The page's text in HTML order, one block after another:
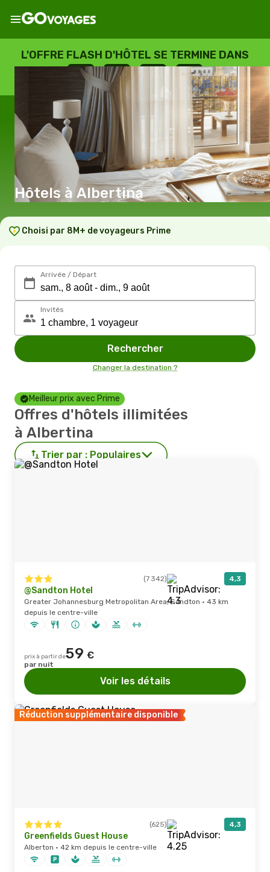
L'OFFRE FLASH D'HÔTEL SE TERMINE DANS
--
JOURS
: --
HEURES
: --
SECONDES
Hôtels à Albertina
Choisi par 8M+ de voyageurs Prime
Arrivée / Départ
Invités
Rechercher
Changer la destination ?
Meilleur prix avec Prime
Offres d'hôtels illimitées
à Albertina
Trier par : Populaires
(7 342) 4,3
@Sandton Hotel
Greater Johannesburg Metropolitan Area, Sandton · 43 km
depuis le centre-ville
prix à partir de59 €
par nuit
Voir les détails
Réduction supplémentaire disponible
(625) 4,3
Greenfields Guest House
Alberton · 42 km depuis le centre-ville